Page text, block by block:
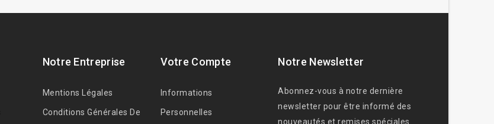
Notre Entreprise
Mentions Légales
Conditions Générales De
Votre Compte
Informations
Personnelles
Notre Newsletter
Abonnez-vous à notre dernière
newsletter pour être informé des
nouveautés et remises spéciales.